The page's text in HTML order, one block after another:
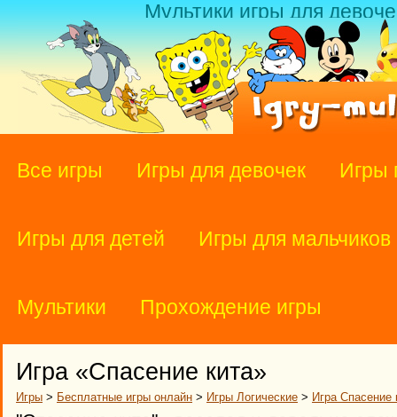
Мультики игры для
Все игры Игры для девочек Игры
Игры для детей Игры для мальчиков
Мультики Прохождение игры
Игра «Спасение кита»
Игры > Бесплатные игры онлайн > Игры Логические > Игра Спасение